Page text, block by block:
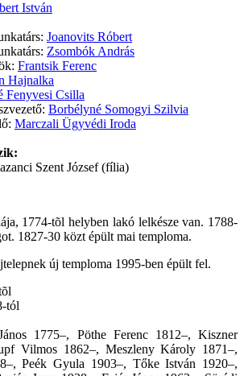
István
Joanovits Róbert
Zsombók András
Frantsik Ferenc
Hajnalka
Fenyvesi Csilla
Borbélyné Somogyi Szilvia
Marczali Ügyvédi Iroda
Szent József (fília)
1774-tõl helyben lakó lelkésze van. 1788-
1827-30 közt épült mai temploma.
új temploma 1995-ben épült fel.
tól
1775–, Pöthe Ferenc 1812–, Kiszner
Vilmos 1862–, Meszleny Károly 1871–,
Peék Gyula 1903–, Tőke István 1920–,